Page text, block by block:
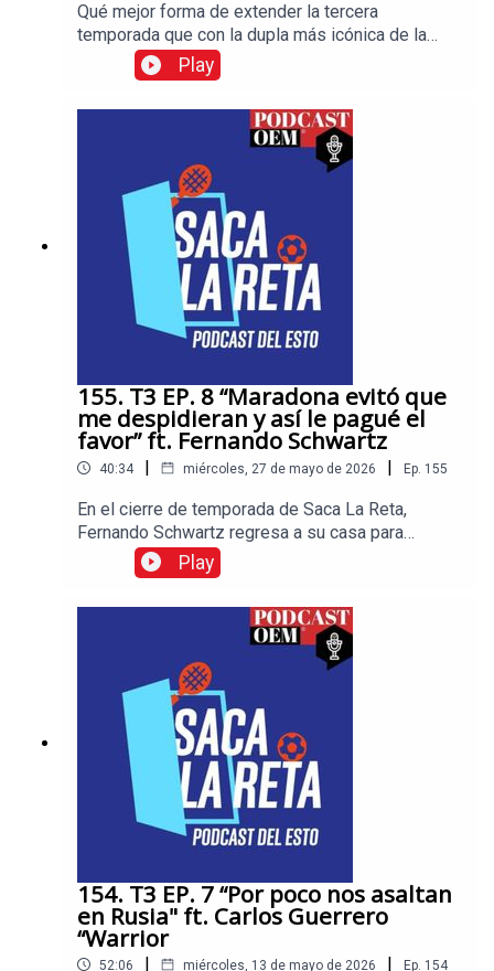
Qué mejor forma de extender la tercera
temporada que con la dupla más icónica de la
narración deportiva en México, Cristian Martinoli y
Luis García están en Saca La Reta para contar
todos los secretos de la dupla más famosa del
cronismo No te pierdas las historias más
interesantes en el mundo del deporte, visita
Esto, el diario de los deportistas.
Play
155. T3 EP. 8 “Maradona evitó que
me despidieran y así le pagué el
favor” ft. Fernando Schwartz
40:34 | miércoles, 27 de mayo de 2026 | Ep. 155
En el cierre de temporada de Saca La Reta,
Fernando Schwartz regresa a su casa para
detallar cómo fue que se hizo amigo de Pelé y la
razón por la que Diego Maradona le dio una
el argentino jamás olvidó.No te pierdas las
historias más interesantes en el mundo del
deporte, visita Esto, el diario de los deportistas.
Play
154. T3 EP. 7 “Por poco nos asaltan
en Rusia" ft. Carlos Guerrero
“Warrior
52:06 | miércoles, 13 de mayo de 2026 | Ep. 154